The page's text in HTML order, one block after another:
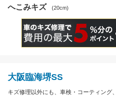
へこみキズ (20cm)
大阪臨海堺SS
キズ修理以外にも、車検・コーティング